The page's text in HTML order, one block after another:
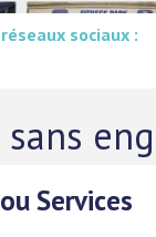
sociaux :
Services